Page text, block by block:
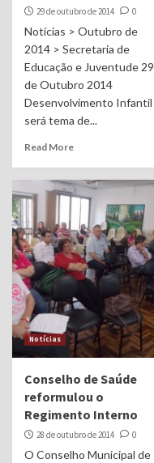
29 de outubro de 2014 0
Notícias > Outubro de
2014 > Secretaria de
Educação e Juventude 29
de Outubro 2014
Desenvolvimento Infantil
será tema de...
Read More
Notícias
Conselho de Saúde
reformulou o
Regimento Interno
28 de outubro de 2014 0
O Conselho Municipal de